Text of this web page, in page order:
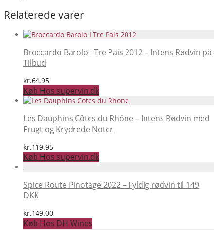
Relaterede varer
Broccardo Barolo I Tre Pais 2012 – Intens Rødvin på
Tilbud
kr.64.95
Køb Hos supervin.dk
Les Dauphins Côtes du Rhône – Intens Rødvin med
Frugt og Krydrede Noter
kr.119.95
Køb Hos supervin.dk
Spice Route Pinotage 2022 – Fyldig rødvin til 149
DKK
kr.149.00
Køb Hos DH Wines